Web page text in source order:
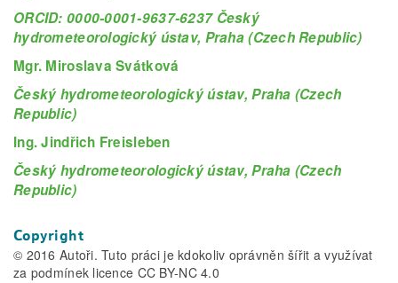
ORCID: 0000-0001-9637-6237 Český
hydrometeorologický ústav, Praha (Czech Republic)
Mgr. Miroslava Svátková
Český hydrometeorologický ústav, Praha (Czech
Republic)
Ing. Jindřich Freisleben
Český hydrometeorologický ústav, Praha (Czech
Republic)
Copyright
© 2016 Autoři. Tuto práci je kdokoliv oprávněn šířit a využívat
za podmínek licence CC BY-NC 4.0